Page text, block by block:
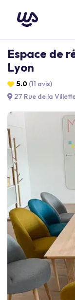
Espace de
Lyon
5.0 (11 avis)
27 Rue de la